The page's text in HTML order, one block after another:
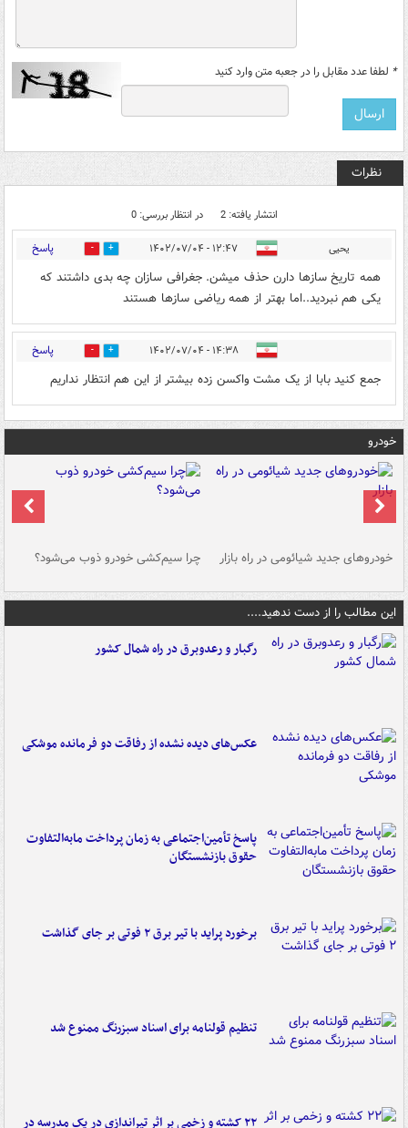
* لطفا عدد مقابل را در جعبه متن وارد کنید
نظرات
انتشار یافته: 2 در انتظار بررسی: 0
یحیی ۱۲:۴۷ - ۱۴۰۲/۰۷/۰۴ 0 پاسخ
همه تاریخ سازها دارن حذف میشن. جغرافی سازان چه بدی داشتند که
یکی هم نبردید..اما بهتر از همه ریاضی سازها هستند
۱۴:۳۸ - ۱۴۰۲/۰۷/۰۴ 0 پاسخ
جمع کنید بابا از یک مشت واکسن زده بیشتر از این هم انتظار نداریم
خودرو
خودروهای جدید شیائومی در راه بازار چرا سیم‌کشی خودرو ذوب می‌شود؟
این مطالب را از دست ندهید....
رگبار و رعدوبرق در راه شمال کشور
عکس‌های دیده نشده از رفاقت دو فرمانده‌ موشکی
پاسخ تأمین‌اجتماعی به زمان پرداخت مابه‌التفاوت
حقوق بازنشستگان
برخورد پراید با تیر برق ۲ فوتی بر جای گذاشت
تنظیم قولنامه برای اسناد سبزرنگ ممنوع شد
۲۲ کشته و زخمی بر اثر تیراندازی در یک مدرسه در